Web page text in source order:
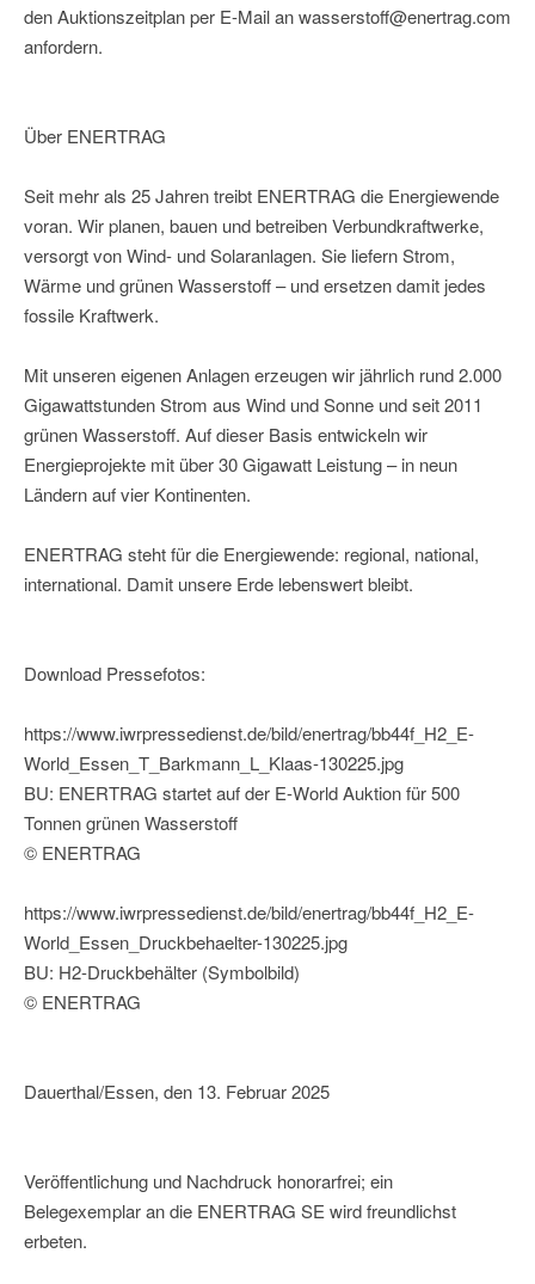
den Auktionszeitplan per E-Mail an wasserstoff@enertrag.com
anfordern.
Über ENERTRAG
Seit mehr als 25 Jahren treibt ENERTRAG die Energiewende
voran. Wir planen, bauen und betreiben Verbundkraftwerke,
versorgt von Wind- und Solaranlagen. Sie liefern Strom,
Wärme und grünen Wasserstoff – und ersetzen damit jedes
fossile Kraftwerk.
Mit unseren eigenen Anlagen erzeugen wir jährlich rund 2.000
Gigawattstunden Strom aus Wind und Sonne und seit 2011
grünen Wasserstoff. Auf dieser Basis entwickeln wir
Energieprojekte mit über 30 Gigawatt Leistung – in neun
Ländern auf vier Kontinenten.
ENERTRAG steht für die Energiewende: regional, national,
international. Damit unsere Erde lebenswert bleibt.
Download Pressefotos:
https://www.iwrpressedienst.de/bild/enertrag/bb44f_H2_E-
World_Essen_T_Barkmann_L_Klaas-130225.jpg
BU: ENERTRAG startet auf der E-World Auktion für 500
Tonnen grünen Wasserstoff
© ENERTRAG
https://www.iwrpressedienst.de/bild/enertrag/bb44f_H2_E-
World_Essen_Druckbehaelter-130225.jpg
BU: H2-Druckbehälter (Symbolbild)
© ENERTRAG
Dauerthal/Essen, den 13. Februar 2025
Veröffentlichung und Nachdruck honorarfrei; ein
Belegexemplar an die ENERTRAG SE wird freundlichst
erbeten.